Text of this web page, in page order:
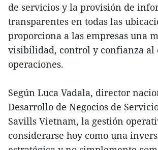
de servicios y la provisión de
transparentes en todas las
proporciona a las empresas una
visibilidad, control y confianza al
operaciones.
Según Luca Vadala, director
Desarrollo de Negocios de
Savills Vietnam, la gestión
considerarse hoy como una